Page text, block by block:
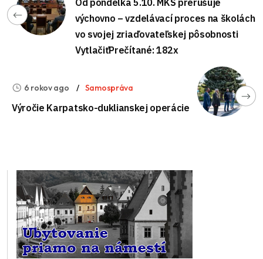
Od pondelka 5.10. MKŠ prerušuje
výchovno – vzdelávací proces na školách
vo svojej zriaďovateľskej pôsobnosti
VytlačiťPrečítané: 182x
6 rokov ago Samospráva
Výročie Karpatsko-duklianskej operácie